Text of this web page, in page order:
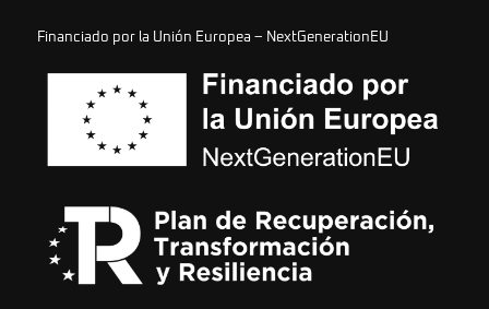
Financiado por la Unión Europea – NextGenerationEU